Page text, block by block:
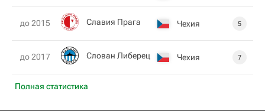
Полная статистика
до 2015 Славия Прага Чехия 5
до 2017 Слован Либерец Чехия 7